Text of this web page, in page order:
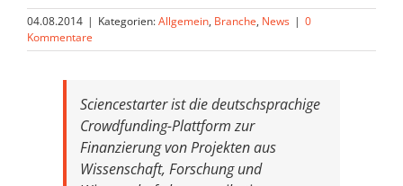
04.08.2014 | Kategorien:Allgemein, Branche, News | 0
Kommentare
Sciencestarter ist die deutschsprachige
Crowdfunding-Plattform zur
Finanzierung von Projekten aus
Wissenschaft, Forschung und